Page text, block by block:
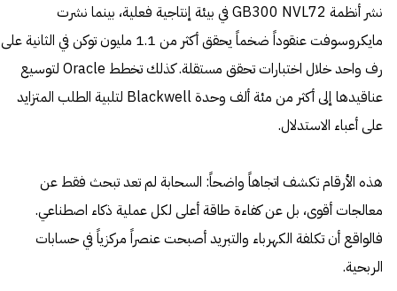
نشر أنظمة GB300 NVL72 في بيئة إنتاجية فعلية، بينما نشرت
مايكروسوفت عنقوداً ضخماً يحقق أكثر من 1.1 مليون توكن في الثانية على
رف واحد خلال اختبارات تحقق مستقلة. كذلك تخطط Oracle لتوسيع
عناقيدها إلى أكثر من مئة ألف وحدة Blackwell لتلبية الطلب المتزايد
على أعباء الاستدلال.
هذه الأرقام تكشف اتجاهاً واضحاً: السحابة لم تعد تبحث فقط عن
معالجات أقوى، بل عن كفاءة طاقة أعلى لكل عملية ذكاء اصطناعي.
فالواقع أن تكلفة الكهرباء والتبريد أصبحت عنصراً مركزياً في حسابات
الربحية.